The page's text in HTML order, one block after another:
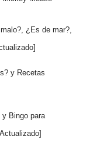
¿Es de mar?,
y Recetas
Bingo para